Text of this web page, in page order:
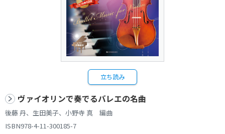
立ち読み
ヴァイオリンで奏でるバレエの名曲
後藤 丹、生田美子、小野寺 真 編曲
ISBN978-4-11-300185-7